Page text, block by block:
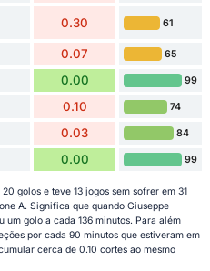
0.30 61
0.07 65
0.00 99
0.10 74
0.03 84
0.00 99
golos e teve 13 jogos sem sofrer em 31
A. Significa que quando Giuseppe
um golo a cada 136 minutos. Para além
por cada 90 minutos que estiveram em
cerca de 0.10 cortes ao mesmo